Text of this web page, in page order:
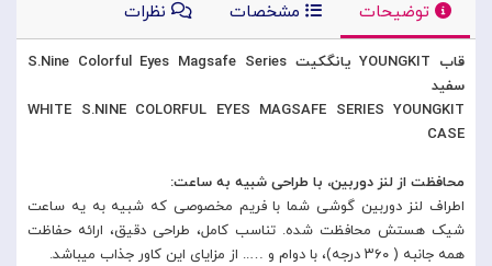
توضیحات مشخصات نظرات
قاب YOUNGKIT یانگکیت S.Nine Colorful Eyes Magsafe Series
سفید
WHITE S.NINE COLORFUL EYES MAGSAFE SERIES YOUNGKIT
CASE
محافظت از لنز دوربین، با طراحی شبیه به ساعت:
اطراف لنز دوربین گوشی شما با فریم مخصوصی که شبیه به یه ساعت
شیک هستش محافظت شده. تناسب کامل، طراحی دقیق، ارائه حفاظت
همه جانبه ( ۳۶۰ درجه)، با دوام و ….. از مزایای این کاور جذاب میباشد.